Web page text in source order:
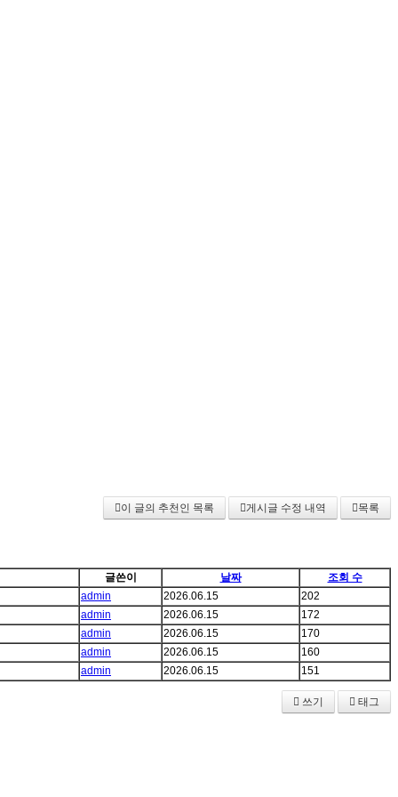
이 글의 추천인 목록 게시글 수정 내역 목록
글쓴이 날짜
조회 수
admin 2026.06.15
202
admin 2026.06.15
172
admin 2026.06.15
170
admin 2026.06.15
160
admin 2026.06.15 151
쓰기 태그